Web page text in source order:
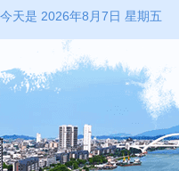
今天是 2026年8月7日 星期五